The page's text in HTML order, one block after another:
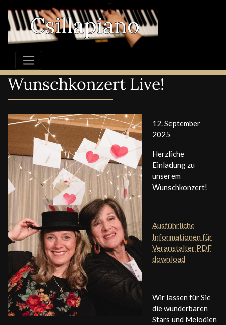
Wunschkonzert Live!
12. September
2025
Herzliche
Einladung zu
unserem
Wunschkonzert!
Ausführliche
Informationen für
Veranstalter PDF
download
Wir lassen für Sie
die wunderbaren
Stars und Melodien